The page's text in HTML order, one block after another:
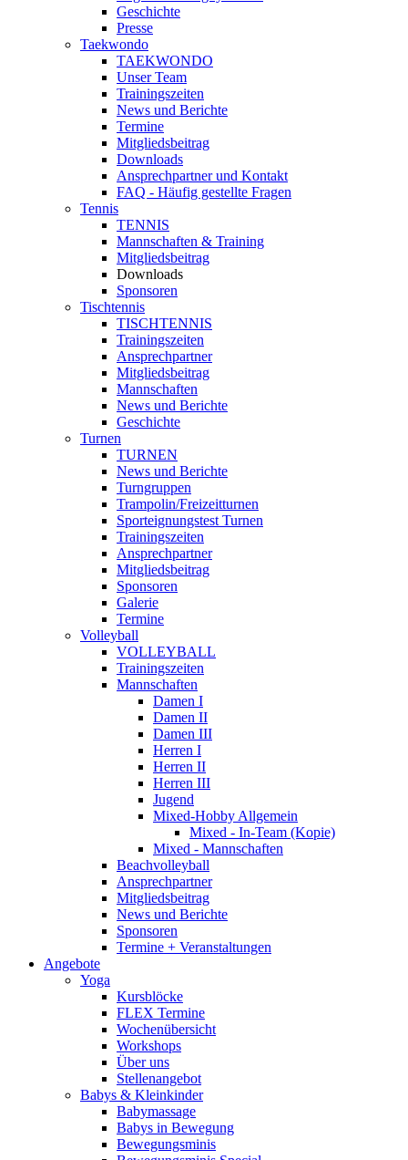
Geschichte
Presse
Taekwondo
TAEKWONDO
Unser Team
Trainingszeiten
News und Berichte
Termine
Mitgliedsbeitrag
Downloads
Ansprechpartner und Kontakt
FAQ - Häufig gestellte Fragen
Tennis
TENNIS
Mannschaften & Training
Mitgliedsbeitrag
Downloads
Sponsoren
Tischtennis
TISCHTENNIS
Trainingszeiten
Ansprechpartner
Mitgliedsbeitrag
Mannschaften
News und Berichte
Geschichte
Turnen
TURNEN
News und Berichte
Turngruppen
Trampolin/Freizeitturnen
Sporteignungstest Turnen
Trainingszeiten
Ansprechpartner
Mitgliedsbeitrag
Sponsoren
Galerie
Termine
Volleyball
VOLLEYBALL
Trainingszeiten
Mannschaften
Damen I
Damen II
Damen III
Herren I
Herren II
Herren III
Jugend
Mixed-Hobby Allgemein
Mixed - In-Team (Kopie)
Mixed - Mannschaften
Beachvolleyball
Ansprechpartner
Mitgliedsbeitrag
News und Berichte
Sponsoren
Termine + Veranstaltungen
Angebote
Yoga
Kursblöcke
FLEX Termine
Wochenübersicht
Workshops
Über uns
Stellenangebot
Babys & Kleinkinder
Babymassage
Babys in Bewegung
Bewegungsminis